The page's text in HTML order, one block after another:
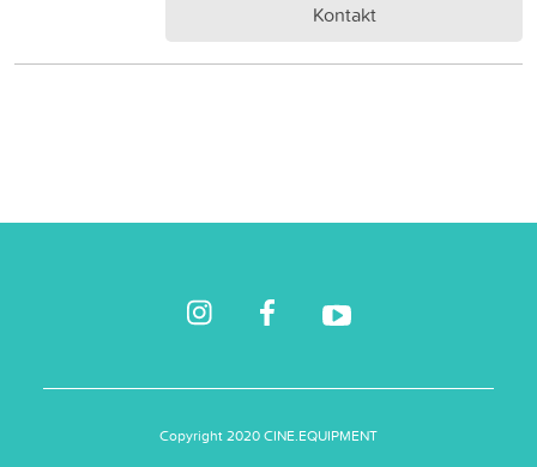
Kontakt
Copyright 2020 CINE.EQUIPMENT